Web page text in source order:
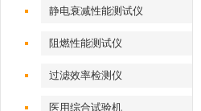
静电衰减性能测试仪
阻燃性能测试仪
过滤效率检测仪
医用综合试验机